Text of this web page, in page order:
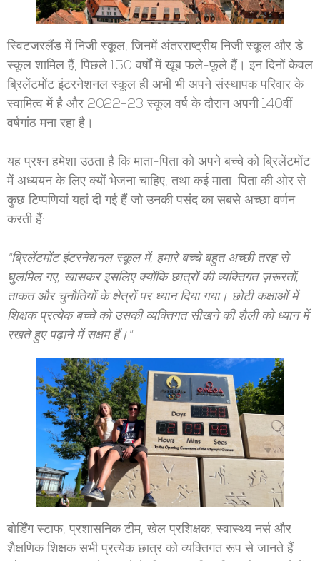
स्विटजरलैंड में निजी स्कूल, जिनमें अंतरराष्ट्रीय निजी स्कूल और डे
स्कूल शामिल हैं, पिछले 150 वर्षों में खूब फले-फूले हैं। इन दिनों केवल
ब्रिलेंटमोंट इंटरनेशनल स्कूल ही अभी भी अपने संस्थापक परिवार के
स्वामित्व में है और 2022-23 स्कूल वर्ष के दौरान अपनी 140वीं
वर्षगांठ मना रहा है।
यह प्रश्न हमेशा उठता है कि माता-पिता को अपने बच्चे को ब्रिलेंटमोंट
में अध्ययन के लिए क्यों भेजना चाहिए, तथा कई माता-पिता की ओर से
कुछ टिप्पणियां यहां दी गई हैं जो उनकी पसंद का सबसे अच्छा वर्णन
करती हैं:
"ब्रिलेंटमोंट इंटरनेशनल स्कूल में, हमारे बच्चे बहुत अच्छी तरह से
घुलमिल गए, खासकर इसलिए क्योंकि छात्रों की व्यक्तिगत ज़रूरतों,
ताकत और चुनौतियों के क्षेत्रों पर ध्यान दिया गया। छोटी कक्षाओं में
शिक्षक प्रत्येक बच्चे को उसकी व्यक्तिगत सीखने की शैली को ध्यान में
रखते हुए पढ़ाने में सक्षम हैं।"
बोर्डिंग स्टाफ, प्रशासनिक टीम, खेल प्रशिक्षक, स्वास्थ्य नर्स और
शैक्षणिक शिक्षक सभी प्रत्येक छात्र को व्यक्तिगत रूप से जानते हैं